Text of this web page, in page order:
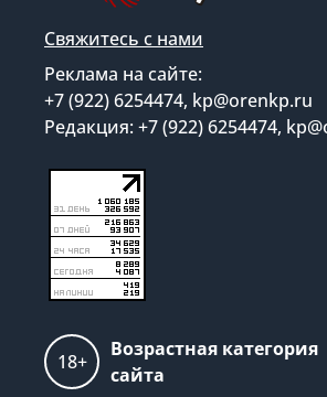
Свяжитесь с нами
Реклама на сайте:
+7 (922) 6254474, kp@orenkp.ru
Редакция: +7 (922) 6254474,
18+
Возрастная категория
сайта